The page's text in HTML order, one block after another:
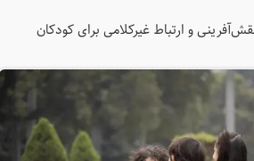
و ارتباط غیرکلامی برای کودکان